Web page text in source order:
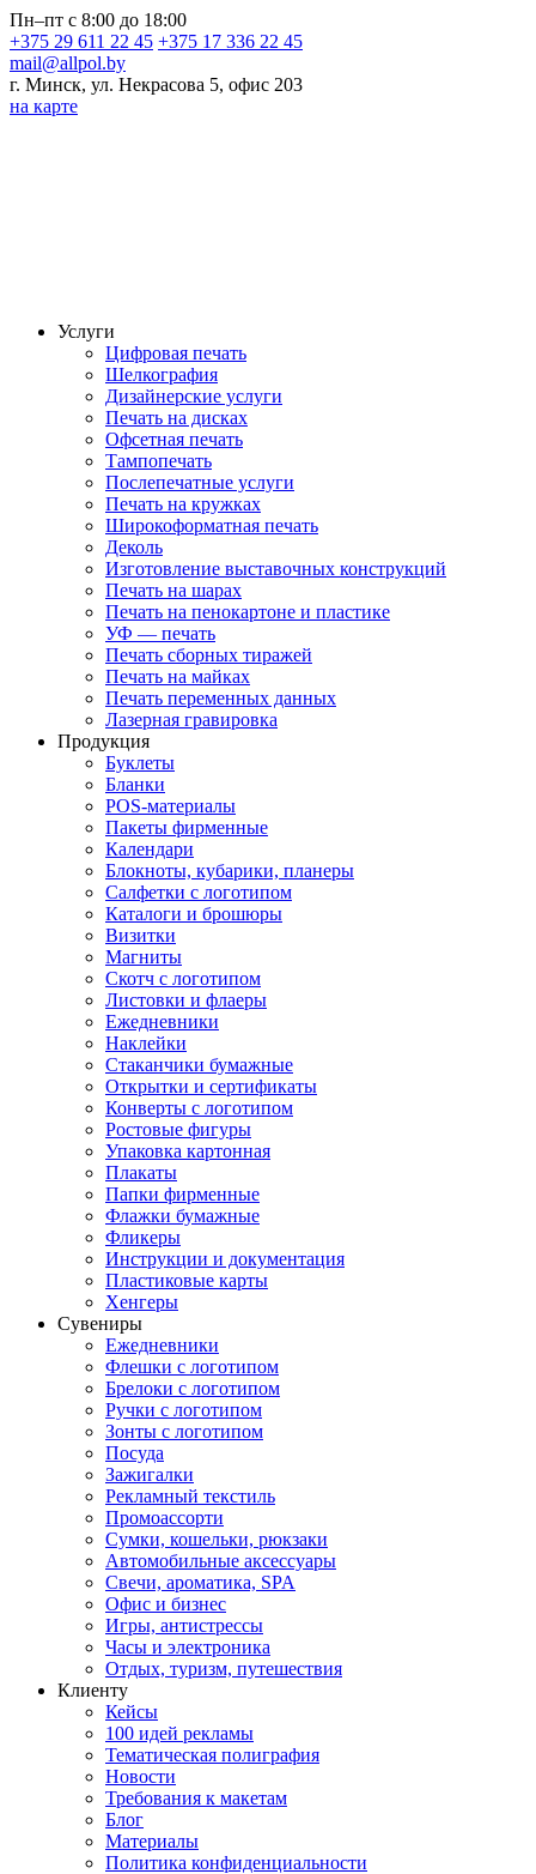
Пн–пт с 8:00 до 18:00
+375 29 611 22 45 +375 17 336 22 45
mail@allpol.by
г. Минск, ул. Некрасова 5, офис 203
на карте
Услуги
Цифровая печать
Шелкография
Дизайнерские услуги
Печать на дисках
Офсетная печать
Тампопечать
Послепечатные услуги
Печать на кружках
Широкоформатная печать
Деколь
Изготовление выставочных конструкций
Печать на шарах
Печать на пенокартоне и пластике
УФ — печать
Печать сборных тиражей
Печать на майках
Печать переменных данных
Лазерная гравировка
Продукция
Буклеты
Бланки
POS-материалы
Пакеты фирменные
Календари
Блокноты, кубарики, планеры
Салфетки с логотипом
Каталоги и брошюры
Визитки
Магниты
Скотч с логотипом
Листовки и флаеры
Ежедневники
Наклейки
Стаканчики бумажные
Открытки и сертификаты
Конверты с логотипом
Ростовые фигуры
Упаковка картонная
Плакаты
Папки фирменные
Флажки бумажные
Фликеры
Инструкции и документация
Пластиковые карты
Хенгеры
Сувениры
Ежедневники
Флешки с логотипом
Брелоки с логотипом
Ручки с логотипом
Зонты с логотипом
Посуда
Зажигалки
Рекламный текстиль
Промоассорти
Сумки, кошельки, рюкзаки
Автомобильные аксессуары
Свечи, ароматика, SPA
Офис и бизнес
Игры, антистрессы
Часы и электроника
Отдых, туризм, путешествия
Клиенту
Кейсы
100 идей рекламы
Тематическая полиграфия
Новости
Требования к макетам
Блог
Материалы
Политика конфиденциальности